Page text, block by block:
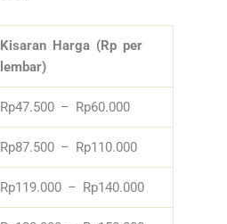
Kisaran Harga (Rp per
lembar)
Rp47.500 – Rp60.000
Rp87.500 – Rp110.000
Rp119.000 – Rp140.000